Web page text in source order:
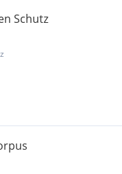
Schutz